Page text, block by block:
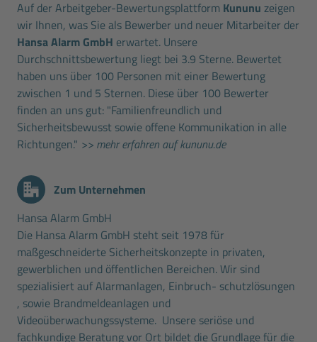
Auf der Arbeitgeber-Bewertungsplattform Kununu zeigen
wir Ihnen, was Sie als Bewerber und neuer Mitarbeiter der
Hansa Alarm GmbH erwartet. Unsere
Durchschnittsbewertung liegt bei 3.9 Sterne. Bewertet
haben uns über 100 Personen mit einer Bewertung
zwischen 1 und 5 Sternen. Diese über 100 Bewerter
finden an uns gut: "Familienfreundlich und
Sicherheitsbewusst sowie offene Kommunikation in alle
Richtungen." >> mehr erfahren auf kununu.de
Zum Unternehmen
Hansa Alarm GmbH
Die Hansa Alarm GmbH steht seit 1978 für
maßgeschneiderte Sicherheitskonzepte in privaten,
gewerblichen und öffentlichen Bereichen. Wir sind
spezialisiert auf Alarmanlagen, Einbruch- schutzlösungen
, sowie Brandmeldeanlagen und
Videoüberwachungssysteme. Unsere seriöse und
fachkundige Beratung vor Ort bildet die Grundlage für die